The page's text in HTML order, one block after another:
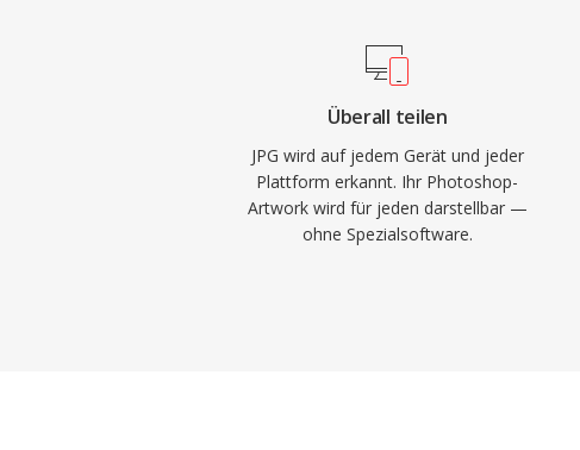
Überall teilen
JPG wird auf jedem Gerät und jeder
Plattform erkannt. Ihr Photoshop-
Artwork wird für jeden darstellbar —
ohne Spezialsoftware.